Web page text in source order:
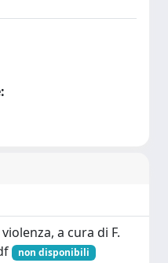
a cura di F.
non disponibili